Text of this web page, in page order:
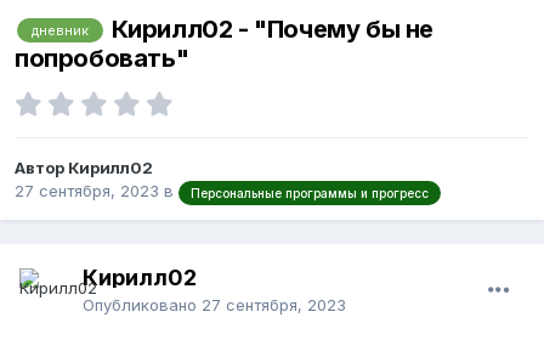
дневник
Кирилл02 - "Почему бы не
попробовать"
Автор Кирилл02
27 сентября, 2023 в Персональные программы и прогресс
Кирилл02
Опубликовано 27 сентября, 2023